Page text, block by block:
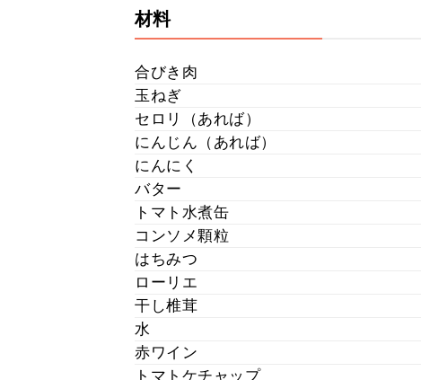
材料
合びき肉
玉ねぎ
セロリ（あれば）
にんじん（あれば）
にんにく
バター
トマト水煮缶
コンソメ顆粒
はちみつ
ローリエ
干し椎茸
水
赤ワイン
トマトケチャップ